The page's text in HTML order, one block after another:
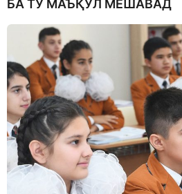
БА ТУ МАЪҚУЛ МЕШАВАД